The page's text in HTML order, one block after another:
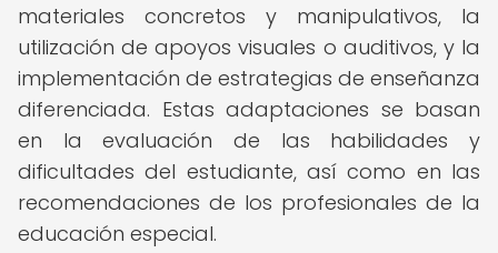
materiales concretos y manipulativos, la
utilización de apoyos visuales o auditivos, y la
implementación de estrategias de enseñanza
diferenciada. Estas adaptaciones se basan
en la evaluación de las habilidades y
dificultades del estudiante, así como en las
recomendaciones de los profesionales de la
educación especial.